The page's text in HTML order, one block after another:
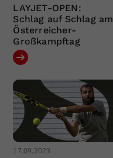
LAYJET-OPEN:
Schlag auf Schlag am
Österreicher-
Großkampftag
17.09.2023